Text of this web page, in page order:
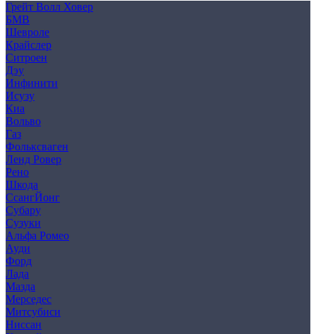
Грейт Волл Ховер
БМВ
Шевроле
Крайслер
Ситроен
Дэу
Инфинити
Исузу
Киа
Вольво
Газ
Фольксваген
Ленд Ровер
Рено
Шкода
СсангЙонг
Субару
Сузуки
Альфа Ромео
Ауди
Форд
Лада
Мазда
Мерседес
Митсубиси
Ниссан